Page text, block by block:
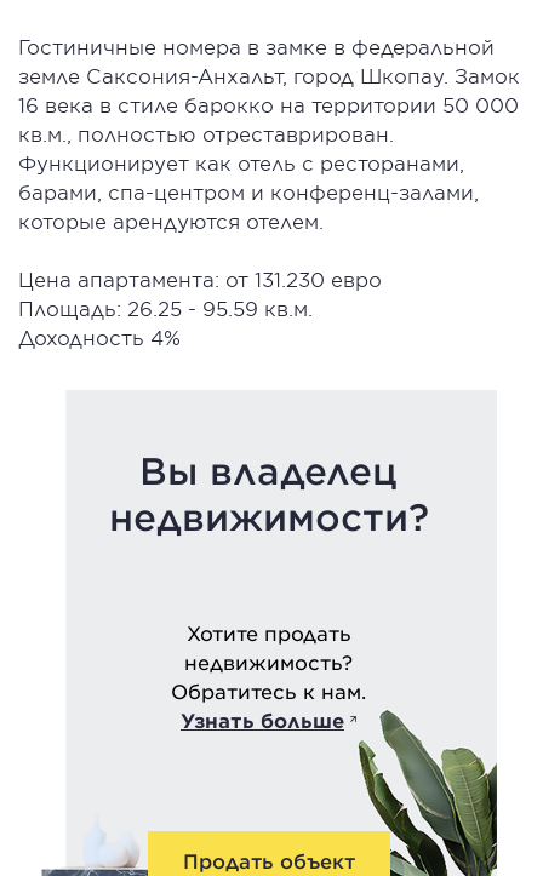
Гостиничные номера в замке в федеральной
земле Саксония-Анхальт, город Шкопау. Замок
16 века в стиле барокко на территории 50 000
кв.м., полностью отреставрирован.
Функционирует как отель с ресторанами,
барами, спа-центром и конференц-залами,
которые арендуются отелем.
Цена апартамента: от 131.230 евро
Площадь: 26.25 - 95.59 кв.м.
Доходность 4%
Вы владелец
недвижимости?
Хотите продать
недвижимость?
Обратитесь к нам.
Узнать больше
Продать объект